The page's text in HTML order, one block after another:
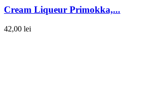
Cream Liqueur Primokka,...
42,00 lei